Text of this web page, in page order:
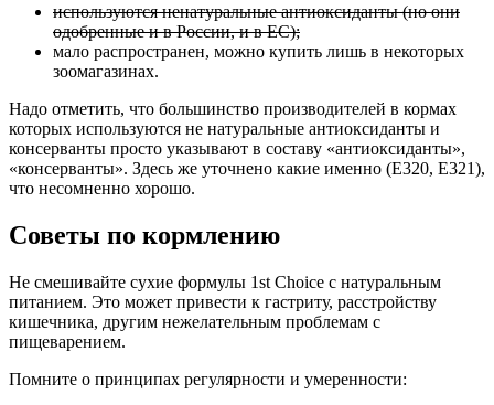
используются ненатуральные антиоксиданты (но они
одобренные и в России, и в ЕС);
мало распространен, можно купить лишь в некоторых
зоомагазинах.
Надо отметить, что большинство производителей в кормах
которых используются не натуральные антиоксиданты и
консерванты просто указывают в составу «антиоксиданты»,
«консерванты». Здесь же уточнено какие именно (E320, E321),
что несомненно хорошо.
Советы по кормлению
Не смешивайте сухие формулы 1st Choice с натуральным
питанием. Это может привести к гастриту, расстройству
кишечника, другим нежелательным проблемам с
пищеварением.
Помните о принципах регулярности и умеренности: